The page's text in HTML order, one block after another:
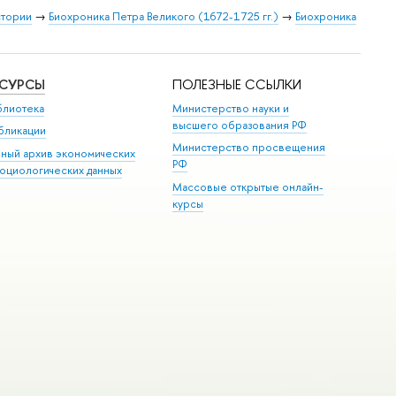
→ Биохроника Петра Великого (1672-1725 гг.) → Биохроника
архив экономических
данных
ПОЛЕЗНЫЕ ССЫЛКИ
Министерство науки и
высшего образования РФ
Министерство просвещения
РФ
Массовые открытые онлайн-
курсы